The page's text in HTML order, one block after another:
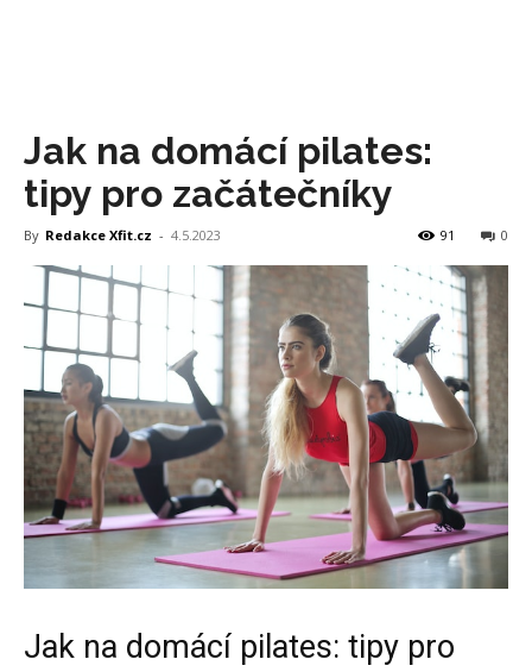
Jak na domácí pilates:
tipy pro začátečníky
By Redakce Xfit.cz - 4.5.2023 0
91
Jak na domácí pilates: tipy pro